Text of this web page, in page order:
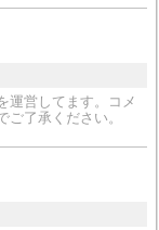
運営してます。コメ
ご了承ください。